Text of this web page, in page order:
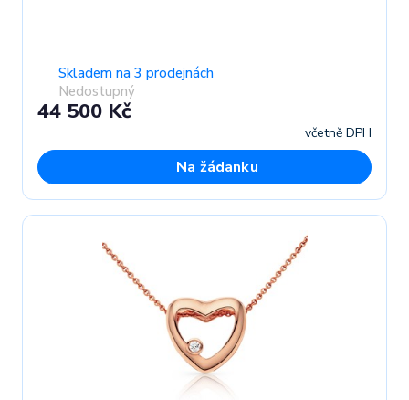
Skladem na 3 prodejnách
Nedostupný
44 500 Kč
včetně DPH
Na žádanku